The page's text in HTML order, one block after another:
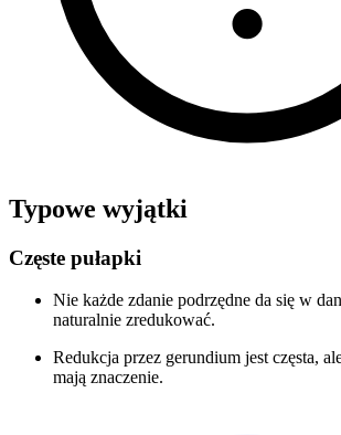
Typowe wyjątki
Częste pułapki
Nie każde zdanie podrzędne da się w
naturalnie zredukować.
Redukcja przez gerundium jest częsta,
mają znaczenie.